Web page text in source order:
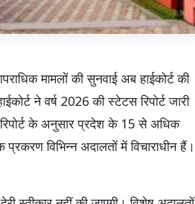
मामलों की सुनवाई अब हाईकोर्ट की
ने वर्ष 2026 की स्टेटस रिपोर्ट जारी
रिपोर्ट के अनुसार प्रदेश के 15 से अधिक
विभिन्न अदालतों में विचाराधीन हैं।